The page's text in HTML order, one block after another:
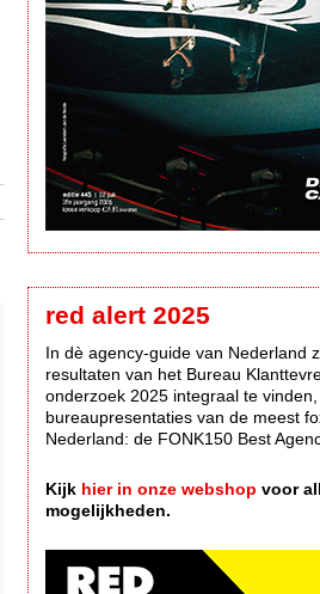
red alert 2025
In dè agency-guide van Nederland
resultaten van het Bureau
onderzoek 2025 integraal te
bureaupresentaties van de meest
Nederland: de FONK150 Best
Kijk hier in onze webshop voor
mogelijkheden.